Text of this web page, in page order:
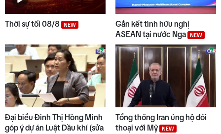
Thời sự tối 08/8 NEW
Gắn kết tình hữu nghị
ASEAN tại nước Nga
NEW
Đại biểu Đinh Thị Hồng Minh
góp ý dự án Luật Dầu khí (sửa
Tổng thống Iran ủng hộ đối
thoại với Mỹ
NEW